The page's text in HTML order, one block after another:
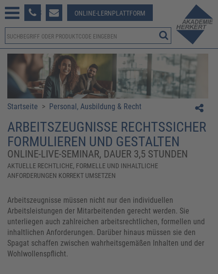
381-123 ONLINE-LERNPLATTFORM
Startseite > Personal, Ausbildung & Recht
ARBEITSZEUGNISSE RECHTSSICHER
FORMULIEREN UND GESTALTEN
ONLINE-LIVE-SEMINAR, DAUER 3,5 STUNDEN
AKTUELLE RECHTLICHE, FORMELLE UND INHALTLICHE
ANFORDERUNGEN KORREKT UMSETZEN
Arbeitszeugnisse müssen nicht nur den individuellen
Arbeitsleistungen der Mitarbeitenden gerecht werden. Sie
unterliegen auch zahlreichen arbeitsrechtlichen, formellen und
inhaltlichen Anforderungen. Darüber hinaus müssen sie den
Spagat schaffen zwischen wahrheitsgemäßen Inhalten und der
Wohlwollenspflicht.